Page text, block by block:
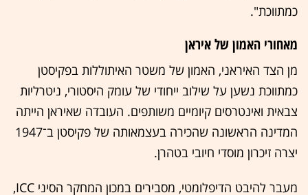
כמתווכת".
מאחורי האמון של איראן
​מן הצד האיראני, האמון של משטר האיתוללות בפקיסטן
כמתווכת נשען על שילוב ייחודי של עומק היסטורי, ניטרליות
צבאית ואינטרסים קיומיים משותפים. העובדה שאיראן הייתה
המדינה הראשונה שהכירה בעצמאותה של פקיסטן ב־1947
יצרה זיכרון מוסדי חיובי בטהרן.
מעבר להיבט הדיפלומטי, מסבירים במכון המחקר הסיני ICC,